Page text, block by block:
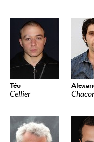
Téo
Cellier